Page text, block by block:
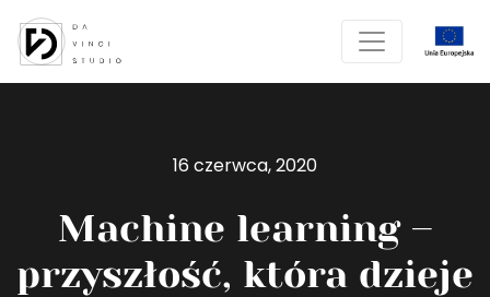
16 czerwca, 2020
Machine learning –
przyszłość, która dzieje